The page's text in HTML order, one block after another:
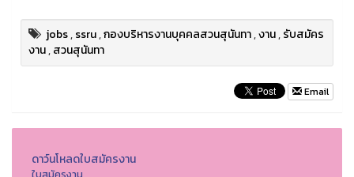
jobs,ssru,กองบริหารงานบุคคลสวนสุนันทา,งาน,รับสมัคร
งาน,สวนสุนันทา
Email
ดาว์นโหลดใบสมัครงาน